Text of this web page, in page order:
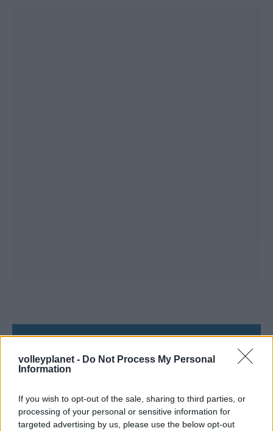
volleyplanet - Do Not Process My Personal
Information
If you wish to opt-out of the sale, sharing to third parties, or
processing of your personal or sensitive information for
targeted advertising by us, please use the below opt-out
ΡΟΗ ΕΙΔΗΣΕΩΝ
Ουρμπίνο